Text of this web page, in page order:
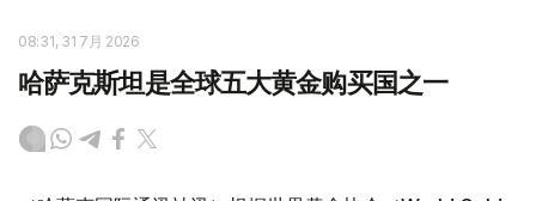
08:31, 31 7月 2026
哈萨克斯坦是全球五大黄金购买国之一